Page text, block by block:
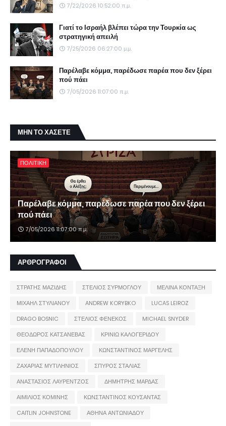
7/22/2026 10:52:00 π.μ.
Γιατί το Ισραήλ βλέπει τώρα την Τουρκία ως
στρατηγική απειλή
7/25/2026 06:27:00 μ.μ.
Παρέλαβε κόμμα, παρέδωσε παρέα που δεν ξέρει
πού πάει
7/05/2026 11:07:00 π.μ.
ΜΗΝ ΤΟ ΧΑΣΕΤΕ
ΠΟΛΙΤΙΚΗ
Παρέλαβε κόμμα, παρέδωσε παρέα που δεν ξέρει
πού πάει
7/05/2026 11:07:00 π.μ.
ΑΡΘΡΟΓΡΑΦΟΙ
ΣΤΡΑΤΗΣ ΜΑΖΙΔΗΣ ΣΤΕΛΙΟΣ ΣΥΡΜΟΓΛΟΥ
ΜΕΛΙΝΑ ΚΟΝΤΑΞΗ
ΜΙΧΑΗΛ ΣΤΥΛΙΑΝΟΥ
ANDREW KORYBKO
LUCAS LEIROZ
DRAGO BOSNIC
ΣΤΕΛΙΟΣ ΦΕΝΕΚΟΣ
MICHAEL SNYDER
ΘΕΟΔΩΡΟΣ ΚΑΤΣΑΝΕΒΑΣ
ΚΡΙΝΙΩ ΚΑΛΟΓΕΡΙΔΟΥ
ΕΛΕΝΗ ΠΑΠΑΔΟΠΟΥΛΟΥ
ΚΩΝΣΤΑΝΤΙΝΟΣ ΜΑΡΓΕΛΗΣ
ΖΑΧΑΡΙΑΣ ΜΥΤΙΛΗΝΙΟΣ
ΣΠΥΡΟΣ ΣΤΑΛΙΑΣ
ΑΝΑΣΤΑΣΙΟΣ ΛΑΥΡΕΝΤΖΟΣ
ΔΗΜΗΤΡΗΣ ΜΑΡΔΑΣ
ΑΙΜΙΛΙΟΣ ΚΟΜΙΝΗΣ
ΚΩΝΣΤΑΝΤΙΝΟΣ ΚΟΥΣΑΝΤΑΣ
CAITLIN JOHNSTONE
ΑΘΗΝΑ ΑΝΤΩΝΙΑΔΟΥ